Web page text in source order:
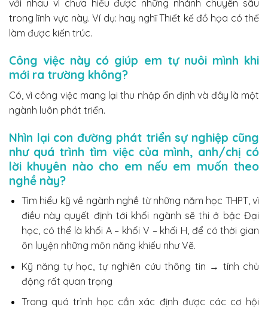
với nhau vì chưa hiểu được những nhánh chuyên sâu
trong lĩnh vực này. Ví dụ: hay nghĩ Thiết kế đồ họa có thể
làm được kiến trúc.
Công việc này có giúp em tự nuôi mình khi
mới ra trường không?
Có, vì công việc mang lại thu nhập ổn định và đây là một
ngành luôn phát triển.
Nhìn lại con đường phát triển sự nghiệp cũng
như quá trình tìm việc của mình, anh/chị có
lời khuyên nào cho em nếu em muốn theo
nghề này?
Tìm hiểu kỹ về ngành nghề từ những năm học THPT, vì
điều này quyết định tới khối ngành sẽ thi ở bậc Đại
học, có thể là khối A – khối V – khối H, để có thời gian
ôn luyện những môn năng khiếu như Vẽ.
Kỹ năng tự học, tự nghiên cứu thông tin → tính chủ
động rất quan trọng
Trong quá trình học cần xác định được các cơ hội